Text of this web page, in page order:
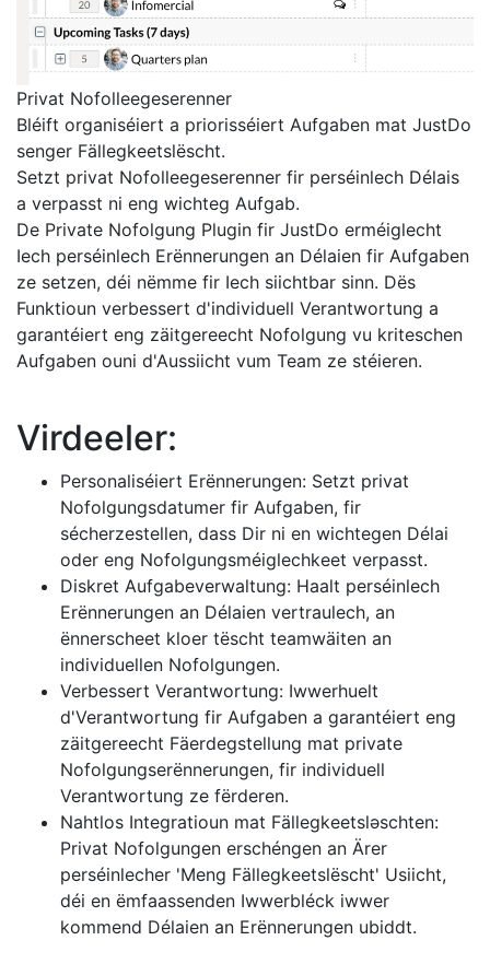
Privat Nofolleegeserenner
Bléift organiséiert a priorisséiert Aufgaben mat JustDo
senger Fällegkeetslëscht.
Setzt privat Nofolleegeserenner fir perséinlech Délais
a verpasst ni eng wichteg Aufgab.
De Private Nofolgung Plugin fir JustDo erméiglecht
Iech perséinlech Erënnerungen an Délaien fir Aufgaben
ze setzen, déi nëmme fir Iech siichtbar sinn. Dës
Funktioun verbessert d'individuell Verantwortung a
garantéiert eng zäitgereecht Nofolgung vu kriteschen
Aufgaben ouni d'Aussiicht vum Team ze stéieren.
Virdeeler:
Personaliséiert Erënnerungen: Setzt privat
Nofolgungsdatumer fir Aufgaben, fir
sécherzestellen, dass Dir ni en wichtegen Délai
oder eng Nofolgungsméiglechkeet verpasst.
Diskret Aufgabeverwaltung: Haalt perséinlech
Erënnerungen an Délaien vertraulech, an
ënnerscheet kloer tëscht teamwäiten an
individuellen Nofolgungen.
Verbessert Verantwortung: Iwwerhuelt
d'Verantwortung fir Aufgaben a garantéiert eng
zäitgereecht Fäerdegstellung mat private
Nofolgungserënnerungen, fir individuell
Verantwortung ze fërderen.
Nahtlos Integratioun mat Fällegkeetsləschten:
Privat Nofolgungen erschéngen an Ärer
perséinlecher 'Meng Fällegkeetslëscht' Usiicht,
déi en ëmfaassenden Iwwerbléck iwwer
kommend Délaien an Erënnerungen ubiddt.